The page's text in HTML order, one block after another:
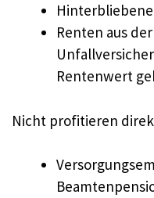
Renten aus
Rentenwert
Nicht profitieren